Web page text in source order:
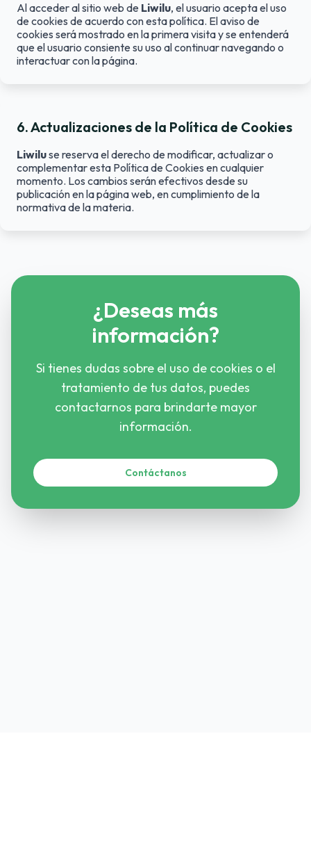
Al acceder al sitio web de Liwilu, el usuario acepta el uso
de cookies de acuerdo con esta política. El aviso de
cookies será mostrado en la primera visita y se entenderá
que el usuario consiente su uso al continuar navegando o
interactuar con la página.
6.Actualizaciones de la Política de Cookies
Liwiluse reserva el derecho de modificar, actualizar o
complementar esta Política de Cookies en cualquier
momento. Los cambios serán efectivos desde su
publicación en la página web, en cumplimiento de la
normativa de la materia.
¿Deseas más
información?
Si tienes dudas sobre el uso de cookies o el
tratamiento de tus datos, puedes
contactarnos para brindarte mayor
información.
Contáctanos